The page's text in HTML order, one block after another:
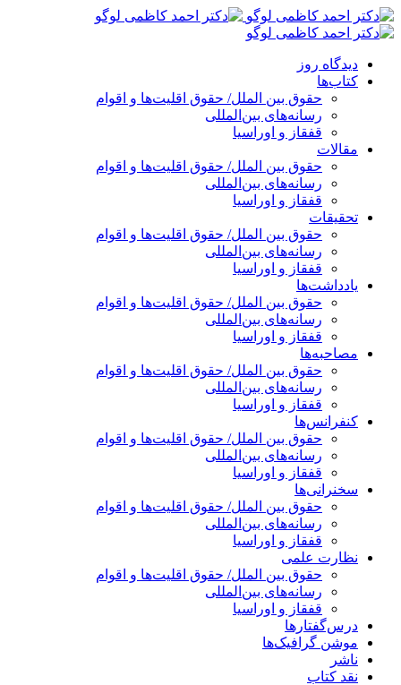
پرش
به
دیدگاه روز
کتاب‌ها
حقوق بین الملل/ حقوق اقلیت‌ها و اقوام
رسانه‌های بین‌المللی
قفقاز و اوراسیا
مقالات
حقوق بین الملل/ حقوق اقلیت‌ها و اقوام
رسانه‌های بین‌المللی
قفقاز و اوراسیا
تحقیقات
حقوق بین الملل/ حقوق اقلیت‌ها و اقوام
رسانه‌های بین‌المللی
قفقاز و اوراسیا
یادداشت‌ها
حقوق بین الملل/ حقوق اقلیت‌ها و اقوام
رسانه‌های بین‌المللی
قفقاز و اوراسیا
مصاحبه‌ها
حقوق بین الملل/ حقوق اقلیت‌ها و اقوام
رسانه‌های بین‌المللی
قفقاز و اوراسیا
کنفرانس‌ها
حقوق بین الملل/ حقوق اقلیت‌ها و اقوام
رسانه‌های بین‌المللی
قفقاز و اوراسیا
سخنرانی‌ها
حقوق بین الملل/ حقوق اقلیت‌ها و اقوام
رسانه‌های بین‌المللی
قفقاز و اوراسیا
نظارت علمی
حقوق بین الملل/ حقوق اقلیت‌ها و اقوام
رسانه‌های بین‌المللی
قفقاز و اوراسیا
درس‌گفتارها
موشن گرافیک‌ها
ناشر
نقد کتاب